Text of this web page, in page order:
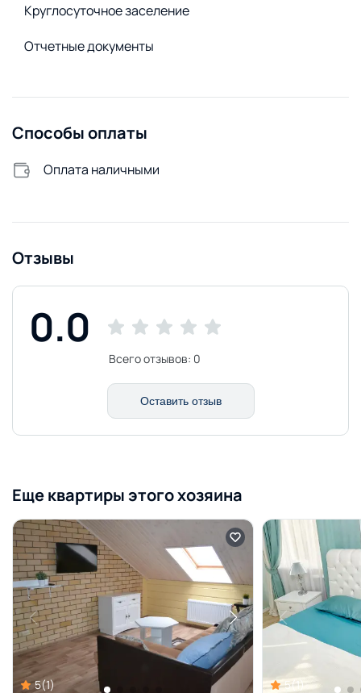
Круглосуточное заселение
Отчетные документы
Способы оплаты
Оплата наличными
Отзывы
0.0
Всего отзывов: 0
Оставить отзыв
Еще квартиры этого хозяина
5(1) 5(1)